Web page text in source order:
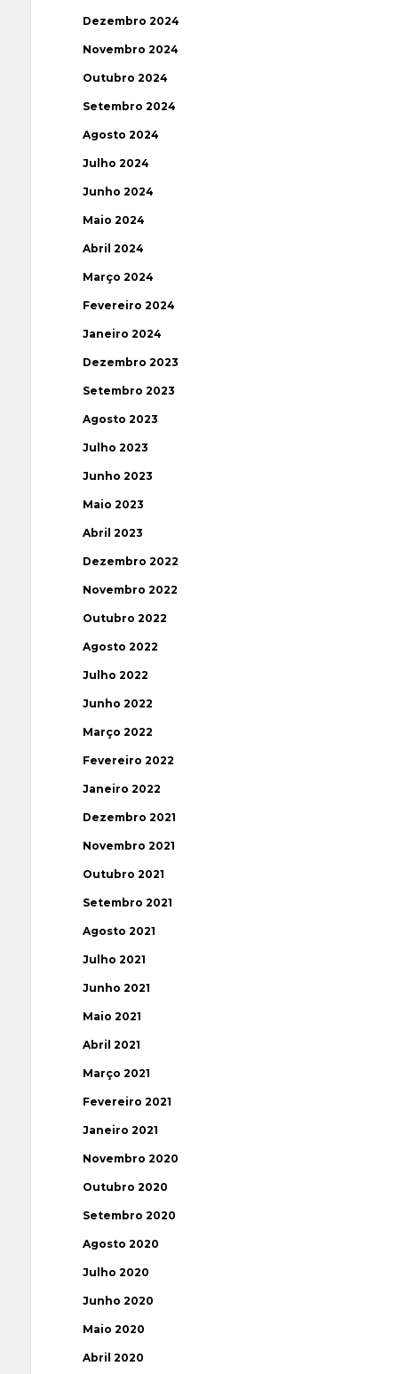
Dezembro 2024
Novembro 2024
Outubro 2024
Setembro 2024
Agosto 2024
Julho 2024
Junho 2024
Maio 2024
Abril 2024
Março 2024
Fevereiro 2024
Janeiro 2024
Dezembro 2023
Setembro 2023
Agosto 2023
Julho 2023
Junho 2023
Maio 2023
Abril 2023
Dezembro 2022
Novembro 2022
Outubro 2022
Agosto 2022
Julho 2022
Junho 2022
Março 2022
Fevereiro 2022
Janeiro 2022
Dezembro 2021
Novembro 2021
Outubro 2021
Setembro 2021
Agosto 2021
Julho 2021
Junho 2021
Maio 2021
Abril 2021
Março 2021
Fevereiro 2021
Janeiro 2021
Novembro 2020
Outubro 2020
Setembro 2020
Agosto 2020
Julho 2020
Junho 2020
Maio 2020
Abril 2020